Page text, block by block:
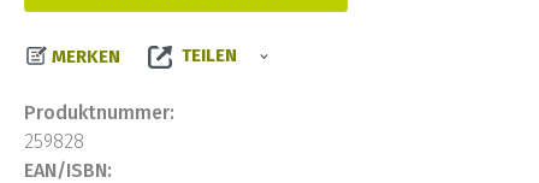
MERKEN TEILEN
Produktnummer:
259828
EAN/ISBN: